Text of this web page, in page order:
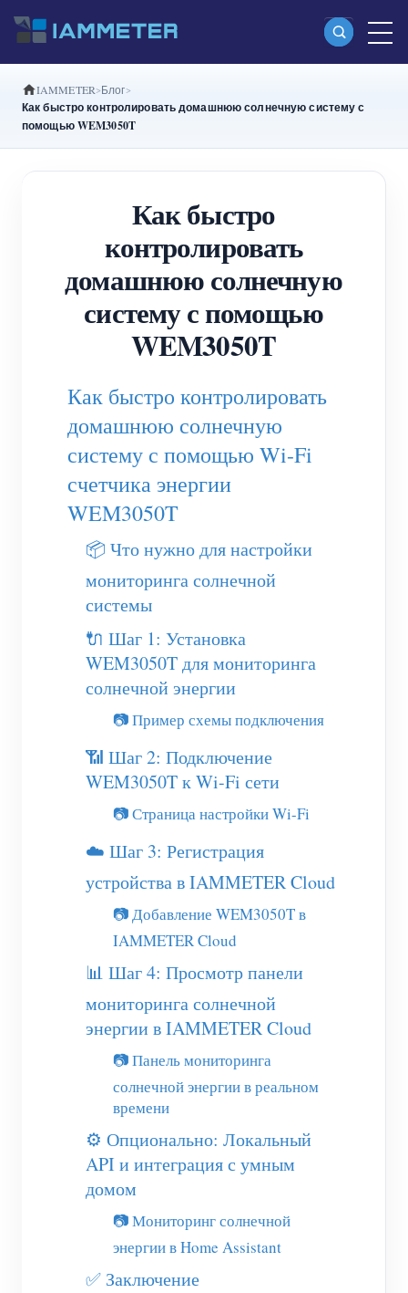
Продукты
(WEM3080)
Split-phase Wi-Fi-счетчик энергии (WEM2067)
Трехфазный Wi-Fi-счетчик энергии
(WEM3080T)
Трехфазный Wi-Fi-счетчик энергии
(WEM3046T)
WiFi-контроллер мощности
IAMMETER Cloud Pro
Сервис самостоятельного размещения
Зарядное устройство EV
Симулятор IAMMETER
Система прогнозирования и моделирования
энергии
Приложения
Монитор энергии солнечной PV-системы
Монитор потребления электроэнергии
Домашняя автоматизация
Мониторинг энергии на предприятии
Магазин
Ресурсы
Быстрый старт продукта
Документация
Обучающее видео
FAQ
Новости
Сообщество
Программа участников
Центр участников
App Store
Обзор сайта
PV-рейтинг
Решения
Контакты
IAMMETER Блог
Как быстро контролировать домашнюю солнечную систему с
помощью WEM3050T
Как быстро
контролировать
домашнюю солнечную
систему с помощью
WEM3050T
Как быстро контролировать
домашнюю солнечную
систему с помощью Wi-Fi
счетчика энергии
WEM3050T
📦 Что нужно для настройки
мониторинга солнечной
системы
🔌 Шаг 1: Установка
WEM3050T для мониторинга
солнечной энергии
📷 Пример схемы подключения
📶 Шаг 2: Подключение
WEM3050T к Wi-Fi сети
📷 Страница настройки Wi-Fi
☁️ Шаг 3: Регистрация
устройства в IAMMETER Cloud
📷 Добавление WEM3050T в
IAMMETER Cloud
📊 Шаг 4: Просмотр панели
мониторинга солнечной
энергии в IAMMETER Cloud
📷 Панель мониторинга
солнечной энергии в реальном
времени
⚙️ Опционально: Локальный
API и интеграция с умным
домом
📷 Мониторинг солнечной
энергии в Home Assistant
✅ Заключение